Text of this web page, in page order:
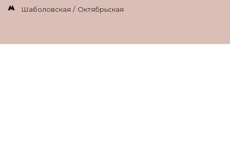
Шаболовская / Октябрьская